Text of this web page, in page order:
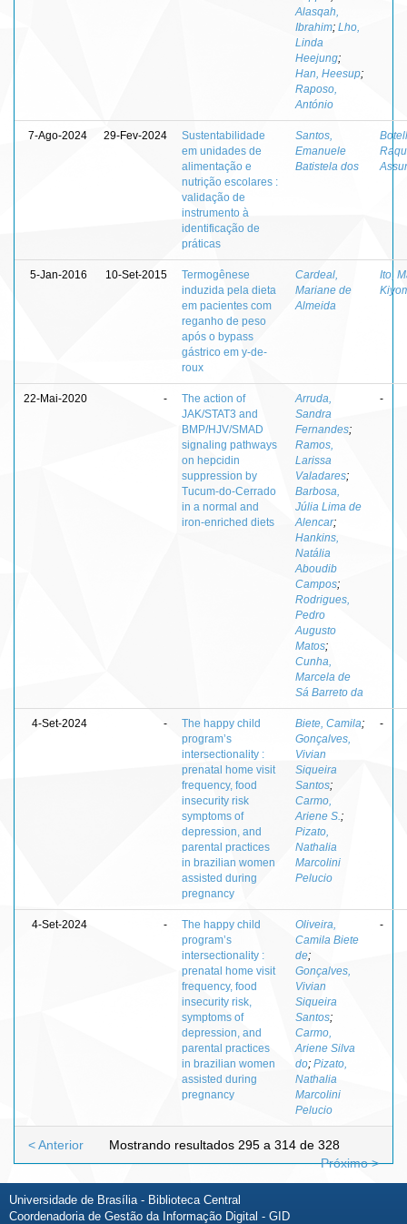
Alasqah,
Ibrahim; Lho,
Linda
Heejung;
Han, Heesup;
Raposo,
António
7-Ago-2024 29-Fev-2024
Sustentabilidade
em unidades de
alimentação e
nutrição escolares :
validação de
instrumento à
identificação de
práticas
Santos,
Emanuele
Batistela dos
5-Jan-2016 10-Set-2015
Termogênese
induzida pela dieta
em pacientes com
reganho de peso
após o bypass
gástrico em y-de-
roux
Cardeal,
Mariane de
Almeida
Ito,
22-Mai-2020 -
The action of
JAK/STAT3 and
BMP/HJV/SMAD
signaling pathways
on hepcidin
suppression by
Tucum-do-Cerrado
in a normal and
iron-enriched diets
Arruda,
Sandra
Fernandes;
Ramos,
Larissa
Valadares;
Barbosa,
Júlia Lima de
Alencar;
Hankins,
Natália
Aboudib
Campos;
Rodrigues,
Pedro
Augusto
Matos;
Cunha,
Marcela de
Sá Barreto da
-
4-Set-2024 -
The happy child
program’s
intersectionality :
prenatal home visit
frequency, food
insecurity risk
symptoms of
depression, and
parental practices
in brazilian women
assisted during
pregnancy
Biete, Camila;
Gonçalves,
Vivian
Siqueira
Santos;
Carmo,
Ariene S. ;
Pizato,
Nathalia
Marcolini
Pelucio
-
4-Set-2024 -
The happy child
program’s
intersectionality :
prenatal home visit
frequency, food
insecurity risk,
symptoms of
depression, and
parental practices
in brazilian women
assisted during
pregnancy
Oliveira,
Camila Biete
de;
Gonçalves,
Vivian
Siqueira
Santos;
Carmo,
Ariene Silva
do; Pizato,
Nathalia
Marcolini
Pelucio
-
Mostrando resultados 295 a 314 de 328
< Anterior
Próximo >
Universidade de Brasília - Biblioteca Central
Coordenadoria de Gestão da Informação Digital - GID